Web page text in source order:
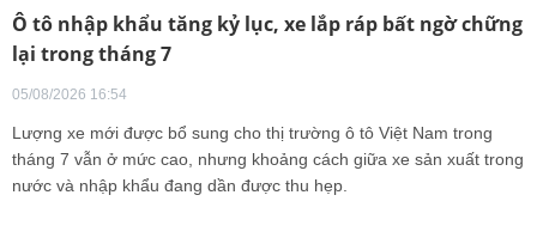
Ô tô nhập khẩu tăng kỷ lục, xe lắp ráp bất ngờ chững
lại trong tháng 7
05/08/2026 16:54
Lượng xe mới được bổ sung cho thị trường ô tô Việt Nam trong
tháng 7 vẫn ở mức cao, nhưng khoảng cách giữa xe sản xuất trong
nước và nhập khẩu đang dần được thu hẹp.